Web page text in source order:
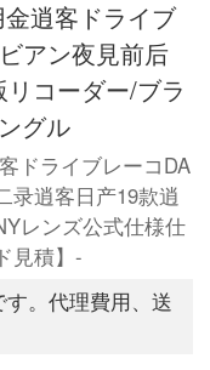
逍客ドライブ
アン夜見前后
コーダー/ブラ
グル
ドライブレーコDA
录逍客日产19款逍
レンズ公式仕様仕
見積】-
。代理費用、送